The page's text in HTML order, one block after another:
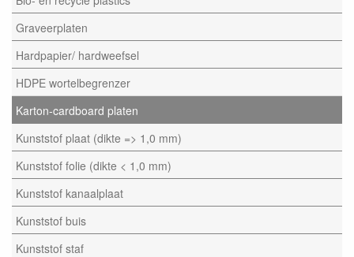
Graveerplaten
Hardpapier/ hardweefsel
HDPE wortelbegrenzer
Karton-cardboard platen
Kunststof plaat (dikte => 1,0 mm)
Kunststof folie (dikte < 1,0 mm)
Kunststof kanaalplaat
Kunststof buis
Kunststof staf